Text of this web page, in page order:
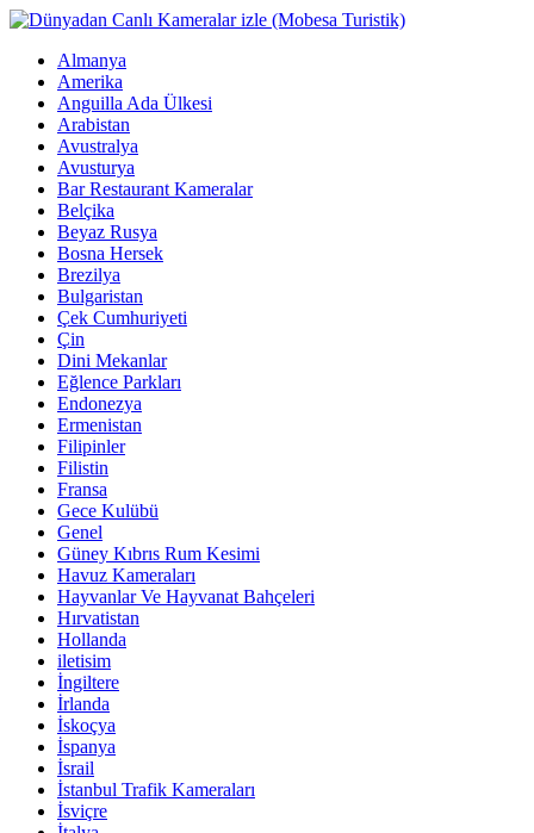
Almanya
Amerika
Anguilla Ada Ülkesi
Arabistan
Avustralya
Avusturya
Bar Restaurant Kameralar
Belçika
Beyaz Rusya
Bosna Hersek
Brezilya
Bulgaristan
Çek Cumhuriyeti
Çin
Dini Mekanlar
Eğlence Parkları
Endonezya
Ermenistan
Filipinler
Filistin
Fransa
Gece Kulübü
Genel
Güney Kıbrıs Rum Kesimi
Havuz Kameraları
Hayvanlar Ve Hayvanat Bahçeleri
Hırvatistan
Hollanda
iletisim
İngiltere
İrlanda
İskoçya
İspanya
İsrail
İstanbul Trafik Kameraları
İsviçre